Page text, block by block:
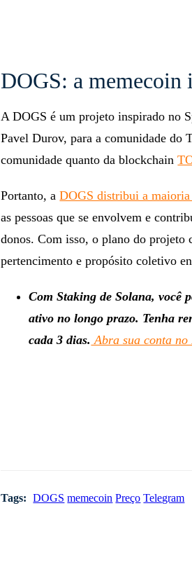
DOGS: a memecoin
A DOGS é um projeto inspirado no
Pavel Durov, para a comunidade do
comunidade quanto da blockchain
Portanto, aDOGS distribui a maioria
as pessoas que se envolvem e
donos. Com isso, o plano do projeto
pertencimento e propósito coletivo
Com Staking de Solana, você
ativo no longo prazo. Tenha
cada 3 dias. Abra sua conta no
Tags: DOGS memecoin Preço Telegram